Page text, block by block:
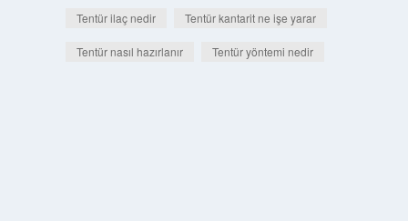
Tentür ilaç nedir Tentür kantarit ne işe yarar
Tentür nasıl hazırlanır Tentür yöntemi nedir